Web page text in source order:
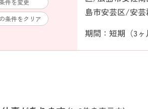
件を変更
条件をクリア
島市安芸区/安
期間：短期（3ヶ